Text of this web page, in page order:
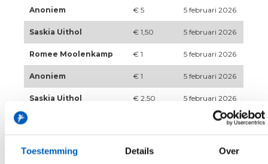
Toestemming Details Over
Anoniem € 5 5 februari 2026
Saskia Uithol € 1,50 5 februari 2026
Romee Moolenkamp € 1 5 februari 2026
Anoniem € 1 5 februari 2026
Saskia Uithol € 2,50 5 februari 2026
5 februari 2026